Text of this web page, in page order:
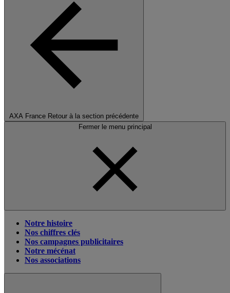
AXA France Retour à la section précédente
Fermer le menu principal
Notre histoire
Nos chiffres clés
Nos campagnes publicitaires
Notre mécénat
Nos associations